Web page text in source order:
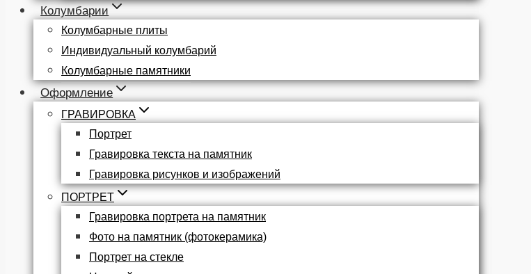
Колумбарии
Колумбарные плиты
Индивидуальный колумбарий
Колумбарные памятники
Оформление
ГРАВИРОВКА
Портрет
Гравировка текста на памятник
Гравировка рисунков и изображений
ПОРТРЕТ
Гравировка портрета на памятник
Фото на памятник (фотокерамика)
Портрет на стекле